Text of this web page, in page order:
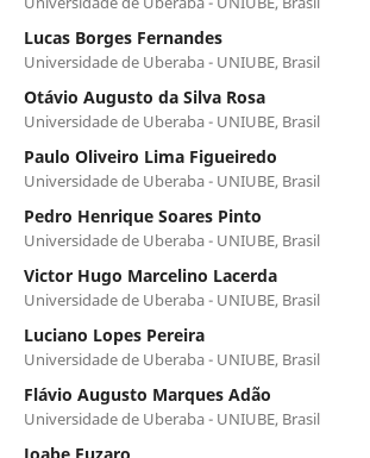
Lucas Borges Fernandes
Universidade de Uberaba - UNIUBE, Brasil
Otávio Augusto da Silva Rosa
Universidade de Uberaba - UNIUBE, Brasil
Paulo Oliveiro Lima Figueiredo
Universidade de Uberaba - UNIUBE, Brasil
Pedro Henrique Soares Pinto
Universidade de Uberaba - UNIUBE, Brasil
Victor Hugo Marcelino Lacerda
Universidade de Uberaba - UNIUBE, Brasil
Luciano Lopes Pereira
Universidade de Uberaba - UNIUBE, Brasil
Flávio Augusto Marques Adão
Universidade de Uberaba - UNIUBE, Brasil